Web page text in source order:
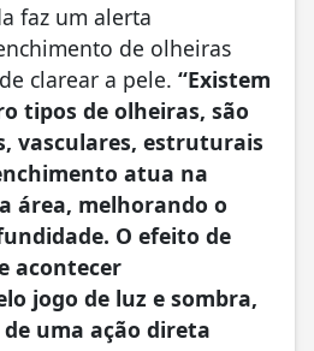
faz um alerta
de olheiras
clarear a pele. “Existem
tipos de olheiras, são
vasculares, estruturais
atua na
área, melhorando o
O efeito de
acontecer
jogo de luz e sombra,
uma ação direta